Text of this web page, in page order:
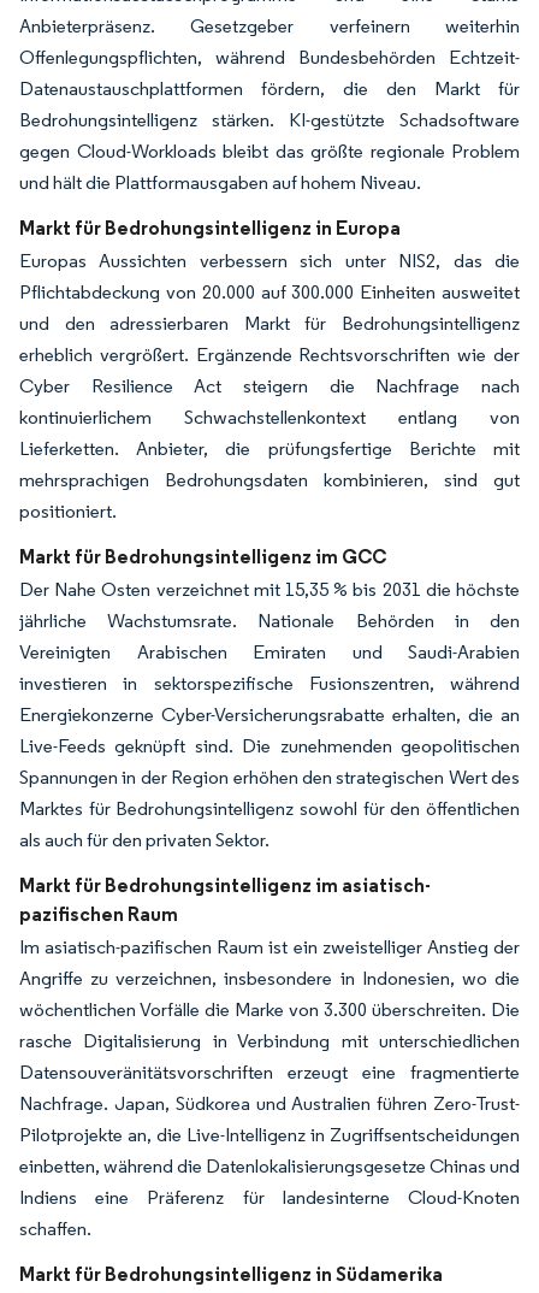
Anbieterpräsenz. Gesetzgeber verfeinern weiterhin
Offenlegungspflichten, während Bundesbehörden Echtzeit-
Datenaustauschplattformen fördern, die den Markt für
Bedrohungsintelligenz stärken. KI-gestützte Schadsoftware
gegen Cloud-Workloads bleibt das größte regionale Problem
und hält die Plattformausgaben auf hohem Niveau.
Markt für Bedrohungsintelligenz in Europa
Europas Aussichten verbessern sich unter NIS2, das die
Pflichtabdeckung von 20.000 auf 300.000 Einheiten ausweitet
und den adressierbaren Markt für Bedrohungsintelligenz
erheblich vergrößert. Ergänzende Rechtsvorschriften wie der
Cyber Resilience Act steigern die Nachfrage nach
kontinuierlichem Schwachstellenkontext entlang von
Lieferketten. Anbieter, die prüfungsfertige Berichte mit
mehrsprachigen Bedrohungsdaten kombinieren, sind gut
positioniert.
Markt für Bedrohungsintelligenz im GCC
Der Nahe Osten verzeichnet mit 15,35 % bis 2031 die höchste
jährliche Wachstumsrate. Nationale Behörden in den
Vereinigten Arabischen Emiraten und Saudi-Arabien
investieren in sektorspezifische Fusionszentren, während
Energiekonzerne Cyber-Versicherungsrabatte erhalten, die an
Live-Feeds geknüpft sind. Die zunehmenden geopolitischen
Spannungen in der Region erhöhen den strategischen Wert des
Marktes für Bedrohungsintelligenz sowohl für den öffentlichen
als auch für den privaten Sektor.
Markt für Bedrohungsintelligenz im asiatisch-
pazifischen Raum
Im asiatisch-pazifischen Raum ist ein zweistelliger Anstieg der
Angriffe zu verzeichnen, insbesondere in Indonesien, wo die
wöchentlichen Vorfälle die Marke von 3.300 überschreiten. Die
rasche Digitalisierung in Verbindung mit unterschiedlichen
Datensouveränitätsvorschriften erzeugt eine fragmentierte
Nachfrage. Japan, Südkorea und Australien führen Zero-Trust-
Pilotprojekte an, die Live-Intelligenz in Zugriffsentscheidungen
einbetten, während die Datenlokalisierungsgesetze Chinas und
Indiens eine Präferenz für landesinterne Cloud-Knoten
schaffen.
Markt für Bedrohungsintelligenz in Südamerika